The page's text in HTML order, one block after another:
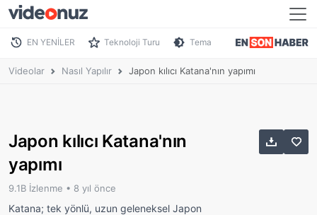
EN YENİLER Teknoloji Turu Tema
Videolar Nasıl Yapılır Japon kılıcı Katana'nın yapımı
Japon kılıcı Katana'nın
yapımı
9.1B İzlenme • 8 yıl önce
Katana; tek yönlü, uzun geleneksel Japon